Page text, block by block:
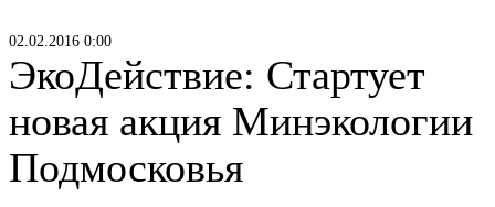
02.02.2016 0:00
ЭкоДействие: Стартует
новая акция Минэкологии
Подмосковья